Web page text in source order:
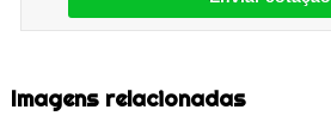
Imagens relacionadas